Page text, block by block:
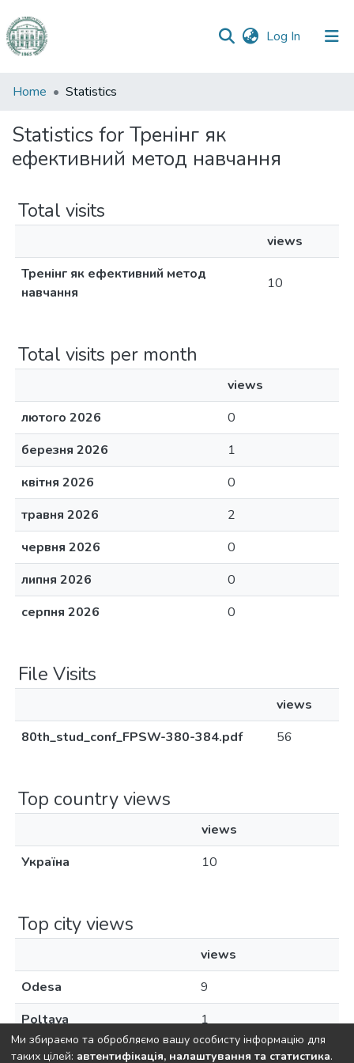
Log In (current)
Communities
Collections
All of DSpace
Home Statistics
Statistics for Тренінг як
ефективний метод навчання
Total visits
views
Тренінг як ефективний метод
навчання
10
Total visits per month
views
лютого 2026
0
березня 2026
1
квітня 2026
0
травня 2026
2
червня 2026
0
липня 2026
0
серпня 2026
0
File Visits
views
80th_stud_conf_FPSW-380-384.pdf
56
Top country views
views
Україна
10
Top city views
views
Odesa
9
Poltava
1
Ми збираємо та обробляємо вашу особисту інформацію для
таких цілей: автентифікація, налаштування та статистика.